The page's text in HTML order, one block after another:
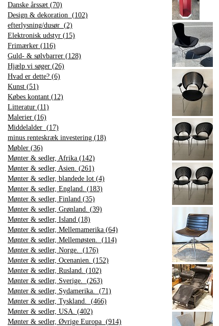
Danske årssæt (70)
Design & dekoration (102)
efterlysning/dusør (2)
Elektronisk udstyr (15)
Frimærker (116)
Guld- & sølvbarrer (128)
Hjælp vi søger (26)
Hvad er dette? (6)
Kunst (51)
Købes kontant (12)
Litteratur (11)
Malerier (16)
Middelalder (17)
minus renteskræk investering (18)
Møbler (36)
Mønter & sedler, Afrika (142)
Mønter & sedler, Asien. (261)
Mønter & sedler, blandede lot (4)
Mønter & sedler, England. (183)
Mønter & sedler, Finland (35)
Mønter & sedler, Grønland. (39)
Mønter & sedler, Island (18)
Mønter & sedler, Mellemamerika (64)
Mønter & sedler, Mellemøsten. (114)
Mønter & sedler, Norge. (176)
Mønter & sedler, Ocenanien. (152)
Mønter & sedler, Rusland. (102)
Mønter & sedler, Sverige. (263)
Mønter & sedler, Sydamerika. (71)
Mønter & sedler, Tyskland. (466)
Mønter & sedler, USA. (402)
Mønter & sedler, Øvrige Europa (914)